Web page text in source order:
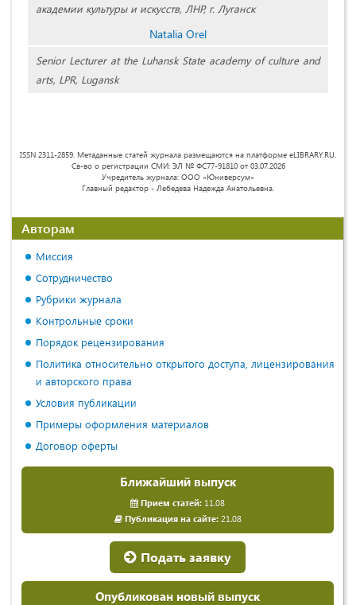
академии культуры и искусств, ЛНР, г. Луганск
Natalia Orel
Senior Lecturer at the Luhansk State academy of culture and
arts, LPR, Lugansk
ISSN 2311-2859. Метаданные статей журнала размещаются на платформе eLIBRARY.RU.
Св-во о регистрации СМИ: ЭЛ № ФС77-91810 от 03.07.2026
Учредитель журнала: ООО «Юниверсум»
Главный редактор - Лебедева Надежда Анатольевна.
Авторам
Миссия
Сотрудничество
Рубрики журнала
Контрольные сроки
Порядок рецензирования
Политика относительно открытого доступа, лицензирования
и авторского права
Условия публикации
Примеры оформления материалов
Договор оферты
Ближайший выпуск
Прием статей: 11.08
Публикация на сайте:21.08
Подать заявку
Опубликован новый выпуск